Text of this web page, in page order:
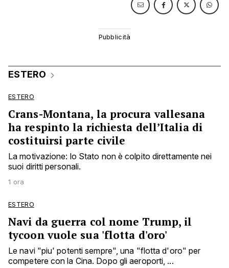
ESTERO
ESTERO
Crans-Montana, la procura vallesana
ha respinto la richiesta dell’Italia di
costituirsi parte civile
La motivazione: lo Stato non è colpito direttamente nei
suoi diritti personali.
1 ora
ESTERO
Navi da guerra col nome Trump, il
tycoon vuole sua 'flotta d'oro'
Le navi "piu' potenti sempre", una "flotta d'oro" per
competere con la Cina. Dopo gli aeroporti, ...